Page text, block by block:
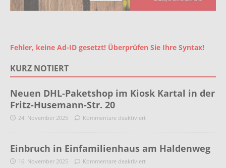
Fehler, keine Ad-ID gesetzt! Überprüfen Sie Ihre Syntax!
KURZ NOTIERT
Neuen DHL-Paketshop im Kiosk Kartal in der
Fritz-Husemann-Str. 20
24. November 2025 Kommentare deaktiviert
Einbruch in Einfamilienhaus am Haldenweg
16. November 2025 Kommentare deaktiviert